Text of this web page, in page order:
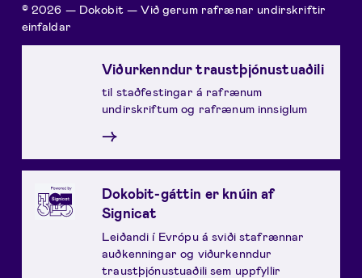
© 2026 — Dokobit — Við gerum rafrænar undirskriftir
einfaldar
Viðurkenndur traustþjónustuaðili
til staðfestingar á rafrænum
undirskriftum og rafrænum innsiglum
→
Dokobit-gáttin er knúin af
Signicat
Leiðandi í Evrópu á sviði stafrænnar
auðkenningar og viðurkenndur
traustþjónustuaðili sem uppfyllir